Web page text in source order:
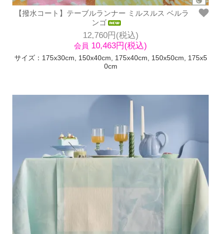
【撥水コート】テーブルランナー ミルスルス ベルラ
ンゴ
12,760円(税込)
会員 10,463円(税込)
サイズ：175x30cm, 150x40cm, 175x40cm, 150x50cm, 175x5
0cm